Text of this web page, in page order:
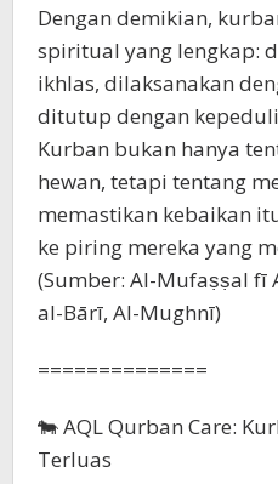
Dengan demikian,
spiritual yang lengkap:
ikhlas, dilaksanakan
ditutup dengan
Kurban bukan hanya
hewan, tetapi tentang
memastikan kebaikan
ke piring mereka yang
(Sumber: Al-Mufaṣṣal fī
al-Bārī, Al-Mughnī)
==============
🐄 AQL Qurban Care:
Terluas